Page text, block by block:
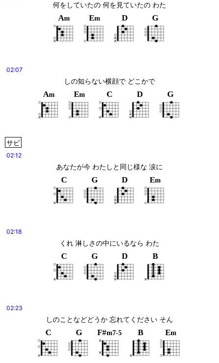
何をしていたの 何を見ていたの わた
Am Em D G
02:07
しの知らない横顔で どこかで
Am Em C D G
サビ
02:12
あなたが今 わたしと同じ様な 涙に
C G D Em
02:18
くれ 淋しさの中にいるなら わた
C G D B
02:23
しのことなどどうか 忘れてください そん
C G F#m7-5 B Em